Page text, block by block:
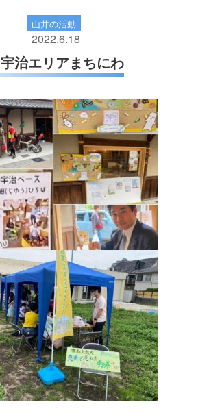
山井の活動
2022.6.18
治エリアまちにわ